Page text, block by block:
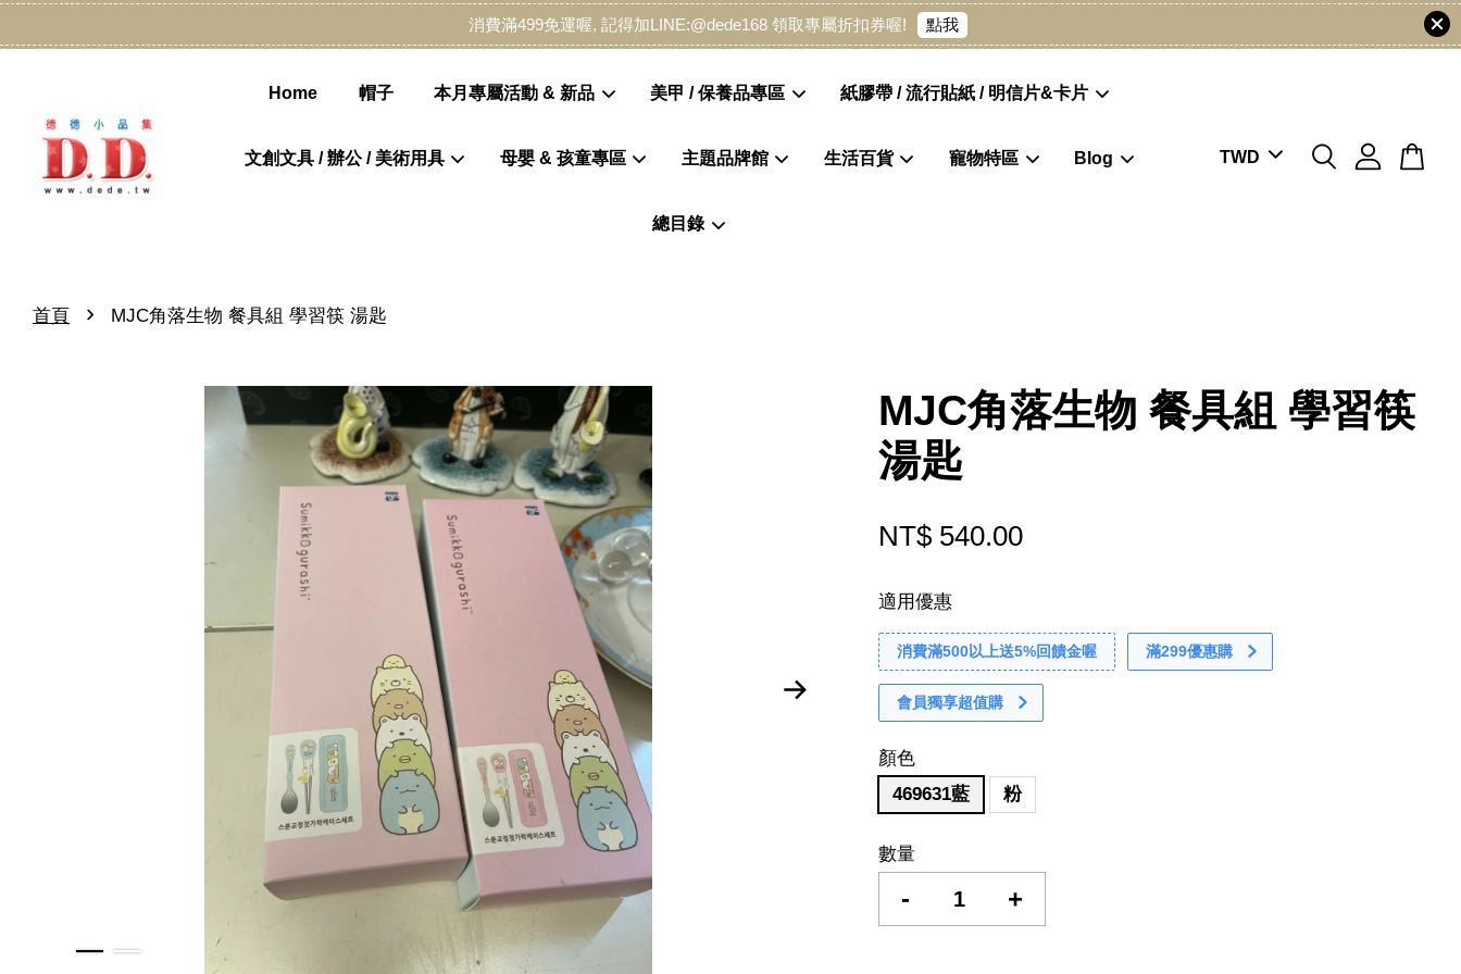
消費滿499免運喔, 記得加LINE:@dede168 領取專屬折扣券喔! 點我
Home 帽子 本月專屬活動 & 新品 美甲 / 保養品專區 紙膠帶 / 流行貼紙 / 明信片&卡片
文創文具 / 辦公 / 美術用具 母嬰 & 孩童專區 主題品牌館 生活百貨 寵物特區 Blog
總目錄
首頁 › MJC角落生物 餐具組 學習筷 湯匙
MJC角落生物 餐具組 學習筷
湯匙
NT$ 540.00
適用優惠
消費滿500以上送5%回饋金喔 滿299優惠購
會員獨享超值購
顏色
469631藍
粉
數量
- +